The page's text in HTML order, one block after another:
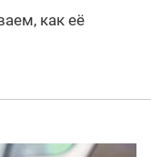
как её